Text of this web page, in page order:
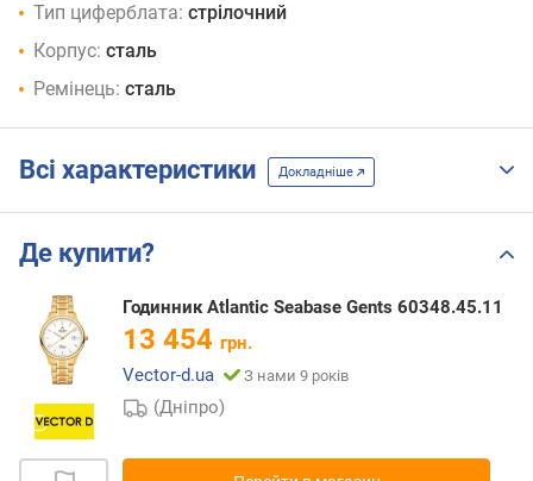
Тип циферблата: стрілочний
Корпус: сталь
Ремінець: сталь
Всі характеристики Докладніше
Де купити?
Годинник Atlantic Seabase Gents 60348.45.11
13 454 грн.
Vector-d.ua
З нами 9 років
(Дніпро)